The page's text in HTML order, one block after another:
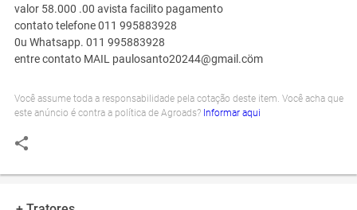
valor 58.000 .00 avista facilito pagamento
contato telefone 011 995883928
0u Whatsapp. 011 995883928
entre contato MAIL paulosanto20244@gmail.cöm
Você assume toda a responsabilidade pela cotação deste item. Você acha que
este anúncio é contra a política de Agroads? Informar aqui